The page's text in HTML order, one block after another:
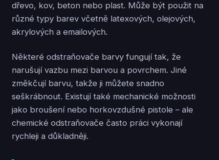
dřevo, kov, beton nebo plast. Může být použit na
různé typy barev včetně latexových, olejových,
akrylových a emailových.
Některé odstraňovače barvy fungují tak, že
narušují vazbu mezi barvou a povrchem. Jiné
změkčují barvu, takže ji můžete snadno
seškrábnout. Existují také mechanické možnosti
jako broušení nebo horkovzdušné pistole – ale
chemické odstraňovače často práci vykonají
rychleji a důkladněji.